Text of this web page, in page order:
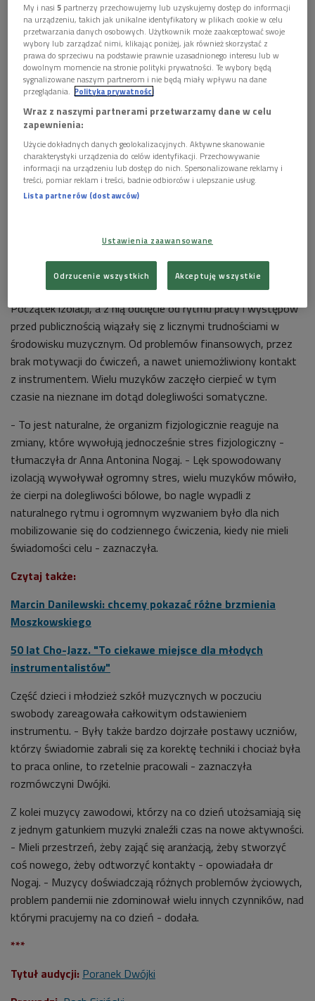
(zdj. ilustracyjne) Foto: geralt/Pixabay.com
POSŁUCHAJ
Rozmowa z psychologiem muzyki o problemach
artystów w czasie izolacji (Poranek Dwójki)
Początek izolacji, a z nią odcięcie od rytmu pracy i występów
przed publicznością wiązały się z licznymi trudnościami w
środowisku muzycznym. Od problemów finansowych, przez
brak motywacji do ćwiczeń, a nawet uniemożliwiony kontakt
z instrumentem. Wielu muzyków zaczęło cierpieć w tym
czasie na nieznane im dotąd dolegliwości somatyczne.
- To jest naturalne, że organizm fizjologicznie reaguje na
zmiany, które wywołują jednocześnie stres fizjologiczny -
tłumaczyła dr Anna Antonina Nogaj. - Lęk spowodowany
izolacją wywoływał ogromny stres, wielu muzyków mówiło,
że cierpi na dolegliwości bólowe, bo nagle wypadli z
naturalnego rytmu i ogromnym wyzwaniem było dla nich
mobilizowanie się do codziennego ćwiczenia, kiedy nie mieli
świadomości celu - zaznaczyła.
Czytaj także:
Marcin Danilewski: chcemy pokazać różne brzmienia
Moszkowskiego
50 lat Cho-Jazz. "To ciekawe miejsce dla młodych
instrumentalistów"
Część dzieci i młodzież szkół muzycznych w poczuciu
swobody zareagowała całkowitym odstawieniem
instrumentu. - Były także bardzo dojrzałe postawy uczniów,
którzy świadomie zabrali się za korektę techniki i chociaż była
to praca online, to rzetelnie pracowali - zaznaczyła
rozmówczyni Dwójki.
Z kolei muzycy zawodowi, którzy na co dzień utożsamiają się
z jednym gatunkiem muzyki znaleźli czas na nowe aktywności.
- Mieli przestrzeń, żeby zająć się aranżacją, żeby stworzyć
coś nowego, żeby odtworzyć kontakty - opowiadała dr
Nogaj. - Muzycy doświadczają różnych problemów życiowych,
problem pandemii nie zdominował wielu innych czynników, nad
którymi pracujemy na co dzień - dodała.
***
Tytuł audycji: Poranek Dwójki
My i nasi5 partnerzy przechowujemy lub uzyskujemy dostęp do informacji
na urządzeniu, takich jak unikalne identyfikatory w plikach cookie w celu
przetwarzania danych osobowych. Użytkownik może zaakceptować swoje
wybory lub zarządzać nimi, klikając poniżej, jak również skorzystać z
prawa do sprzeciwu na podstawie prawnie uzasadnionego interesu lub w
dowolnym momencie na stronie polityki prywatności. Te wybory będą
sygnalizowane naszym partnerom i nie będą miały wpływu na dane
przeglądania. Polityka prywatności
Wraz z naszymi partnerami przetwarzamy dane w celu
zapewnienia:
Użycie dokładnych danych geolokalizacyjnych. Aktywne skanowanie
charakterystyki urządzenia do celów identyfikacji. Przechowywanie
informacji na urządzeniu lub dostęp do nich. Spersonalizowane reklamy i
treści, pomiar reklam i treści, badnie odbiorców i ulepszanie usług.
Lista partnerów (dostawców)
Ustawienia zaawansowane
Odrzucenie wszystkich Akceptuję wszystkie